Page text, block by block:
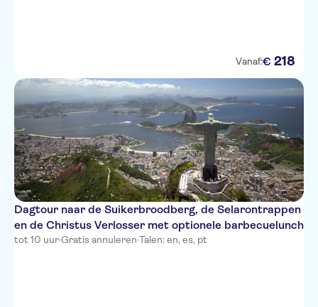
Vanaf:€ 218
Dagtour naar de Suikerbroodberg, de Selarontrappen
en de Christus Verlosser met optionele barbecuelunch
tot 10 uur·Gratis annuleren·Talen: en, es, pt